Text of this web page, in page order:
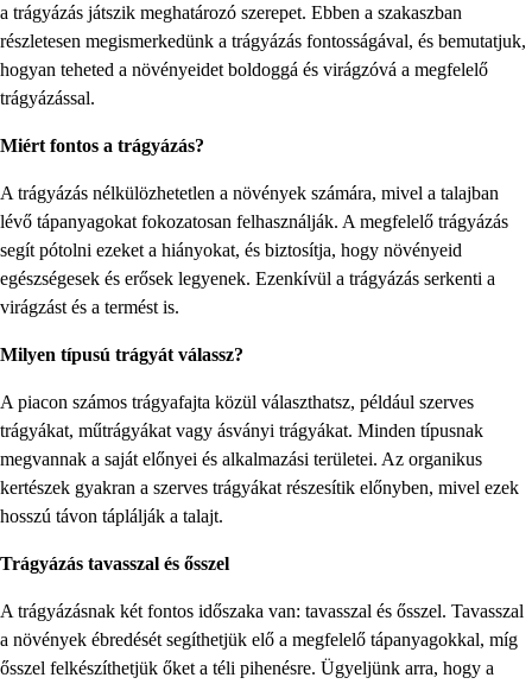
a trágyázás játszik meghatározó szerepet. Ebben a szakaszban
részletesen megismerkedünk a trágyázás fontosságával, és bemutatjuk,
hogyan teheted a növényeidet boldoggá és virágzóvá a megfelelő
trágyázással.
Miért fontos a trágyázás?
A trágyázás nélkülözhetetlen a növények számára, mivel a talajban
lévő tápanyagokat fokozatosan felhasználják. A megfelelő trágyázás
segít pótolni ezeket a hiányokat, és biztosítja, hogy növényeid
egészségesek és erősek legyenek. Ezenkívül a trágyázás serkenti a
virágzást és a termést is.
Milyen típusú trágyát válassz?
A piacon számos trágyafajta közül választhatsz, például szerves
trágyákat, műtrágyákat vagy ásványi trágyákat. Minden típusnak
megvannak a saját előnyei és alkalmazási területei. Az organikus
kertészek gyakran a szerves trágyákat részesítik előnyben, mivel ezek
hosszú távon táplálják a talajt.
Trágyázás tavasszal és ősszel
A trágyázásnak két fontos időszaka van: tavasszal és ősszel. Tavasszal
a növények ébredését segíthetjük elő a megfelelő tápanyagokkal, míg
ősszel felkészíthetjük őket a téli pihenésre. Ügyeljünk arra, hogy a